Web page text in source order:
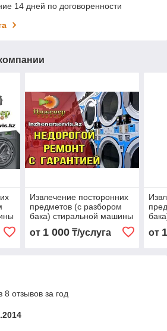
14 дней по договоренности
Извлечение посторонних
предметов (с разбором
бака) стиральной машины
Candy/Канди
от 1 000₸/услуга от
отзывов за год